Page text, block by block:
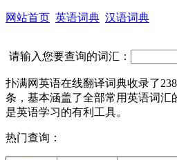
网站首页 英语词典 汉语词典
请输入您要查询的词汇：
扑满网英语在线翻译词典收录了
条，基本涵盖了全部常用英语词汇
是英语学习的有利工具。
热门查询：